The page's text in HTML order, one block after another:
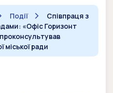
Події
Співпраця з
«Офіс Горизонт
міської ради